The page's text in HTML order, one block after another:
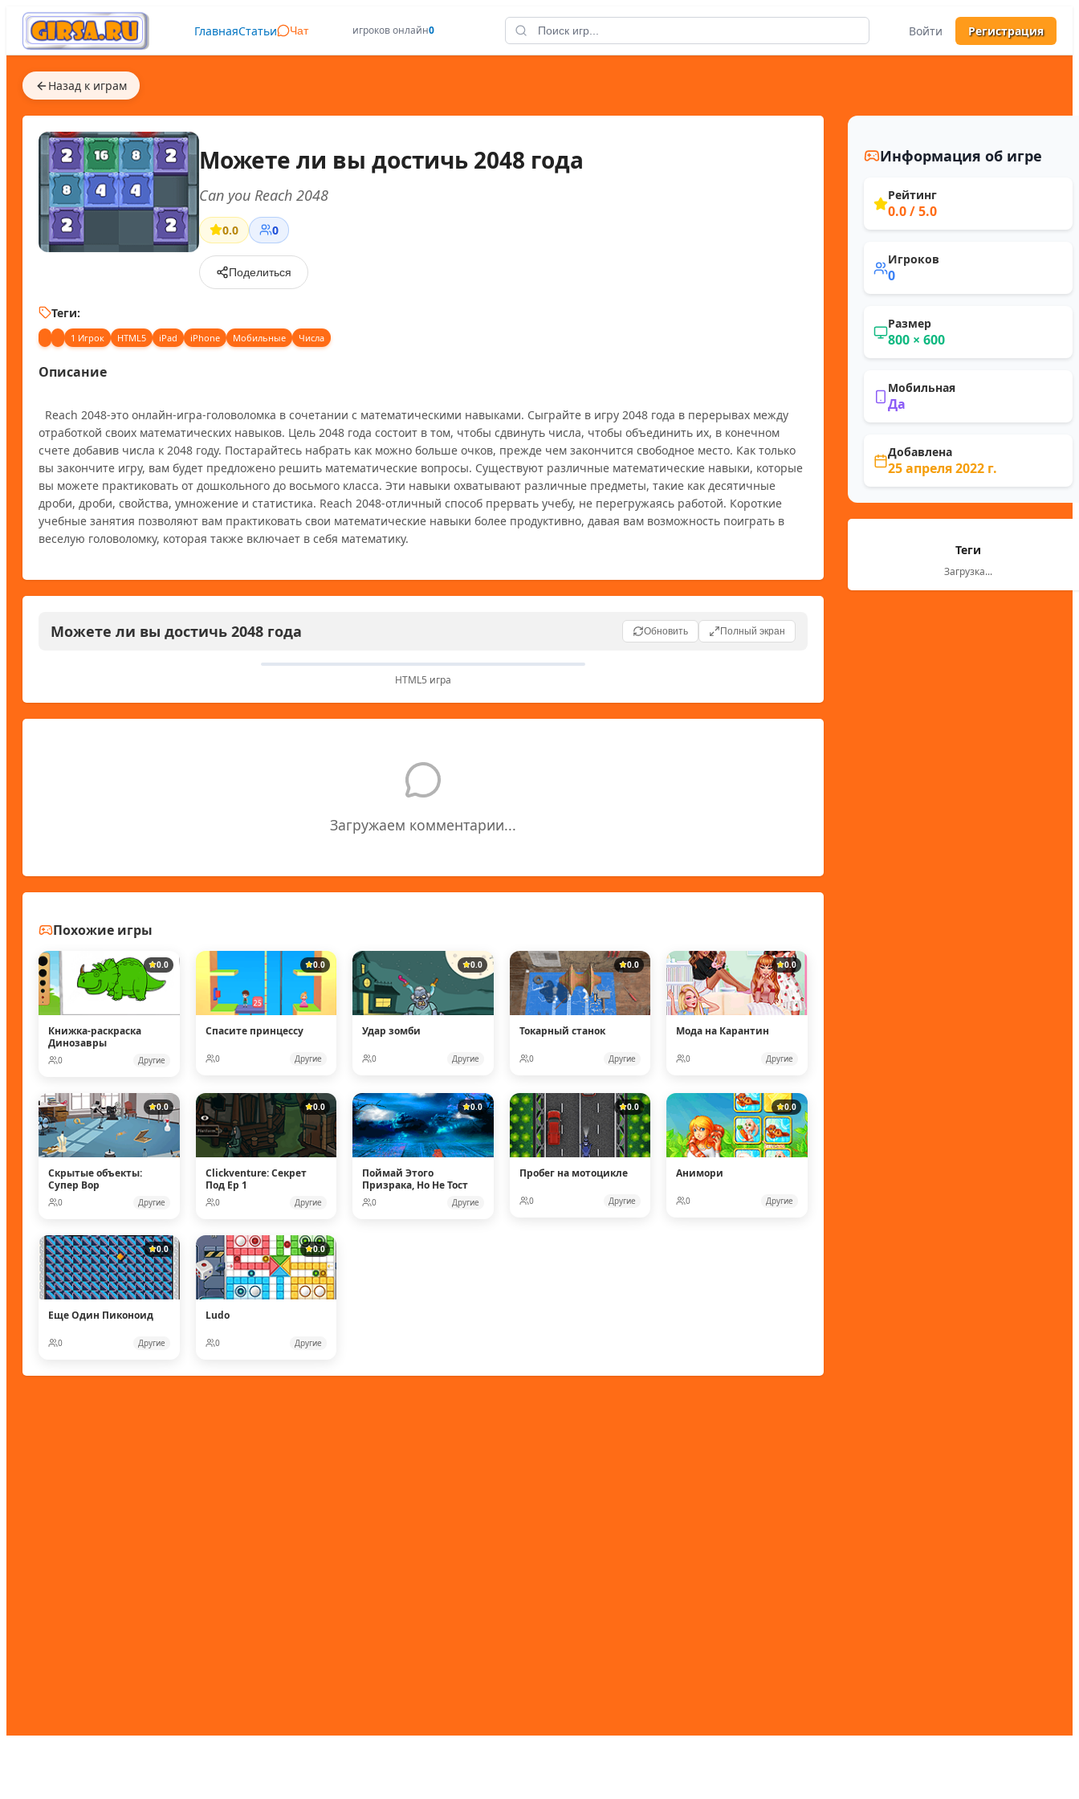
ГлавнаяСтатьи Чат игроков онлайн0 Войти Регистрация
Назад к играм
Можете ли вы достичь 2048 года
Can you Reach 2048
0.0 0
Поделиться
Теги:
1 Игрок HTML5 iPad iPhone Мобильные Числа
Описание
отработкой своих математических навыков. Цель 2048 года состоит в том, чтобы сдвинуть числа, чтобы объединить их, в конечном
счете добавив числа к 2048 году. Постарайтесь набрать как можно больше очков, прежде чем закончится свободное место. Как только
вы закончите игру, вам будет предложено решить математические вопросы. Существуют различные математические навыки, которые
вы можете практиковать от дошкольного до восьмого класса. Эти навыки охватывают различные предметы, такие как десятичные
дроби, дроби, свойства, умножение и статистика. Reach 2048-отличный способ прервать учебу, не перегружаясь работой. Короткие
учебные занятия позволяют вам практиковать свои математические навыки более продуктивно, давая вам возможность поиграть в
Можете ли вы достичь 2048 года Обновить Полный экран
HTML5 игра
Загружаем комментарии...
Похожие игры
0.0
Книжка-раскраска
Динозавры
0 Другие
0.0
Спасите принцессу
0 Другие
0.0
Удар зомби
0 Другие
0.0
Токарный станок
0 Другие
0.0
Мода на Карантин
0 Другие
0.0
Скрытые объекты:
Супер Вор
0 Другие
0.0
Clickventure: Секрет
Под Ep 1
0 Другие
0.0
Поймай Этого
Призрака, Но Не Тост
0 Другие
0.0
Пробег на мотоцикле
0 Другие
0.0
Анимори
0 Другие
0.0
Еще Один Пиконоид
0 Другие
0.0
Ludo
0 Другие
Информация об игре
Рейтинг
0.0/ 5.0
Игроков
0
Размер
800 × 600
Мобильная
Да
Добавлена
25 апреля 2022 г.
Теги
Загрузка...